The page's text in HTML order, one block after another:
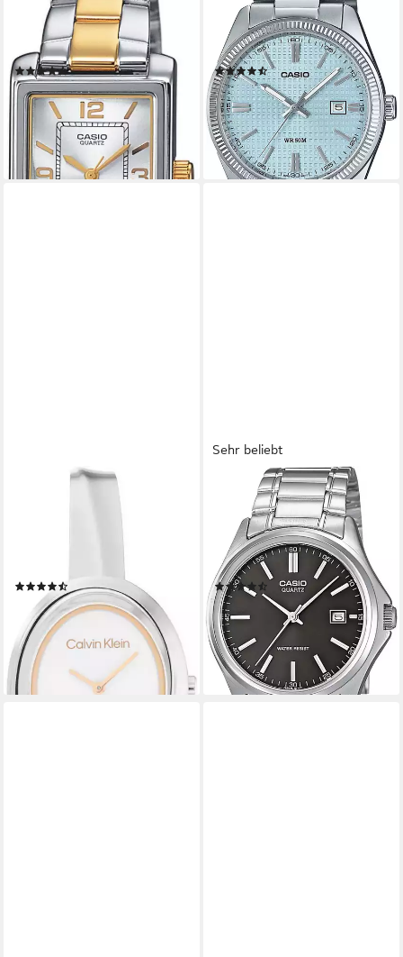
7AEG, Armbanduhr,
Damenuhr, analog,
Edelstahlarmband
(37)
45,94 € UVP59,90 €
-23%
lieferbar - in 1-2 Werktagen bei dir
+1
2AVEF, Armbanduhr,
Damenuhr, Herrenuhr,
Edelstahlarmband, analog, Tag
(278)
69,90 €
lieferbar - in 1-2 Werktagen bei dir
+7
Quarzuhr TWISTED BEZEL
(3)
134,95 € UVP149,00 €
-9%
lieferbar - in 1-2 Werktagen bei dir
Sehr beliebt
CASIO TIMELESS COLLECTION
Quarzuhr MTP-1183PA-1AEG,
Armbanduhr, Herrenuhr,
Damenuhr, Edelstahlarmband,
analog, Datum
(21)
44,42 € UVP 49,90 €
-11%
lieferbar - in 1-2 Werktagen bei dir